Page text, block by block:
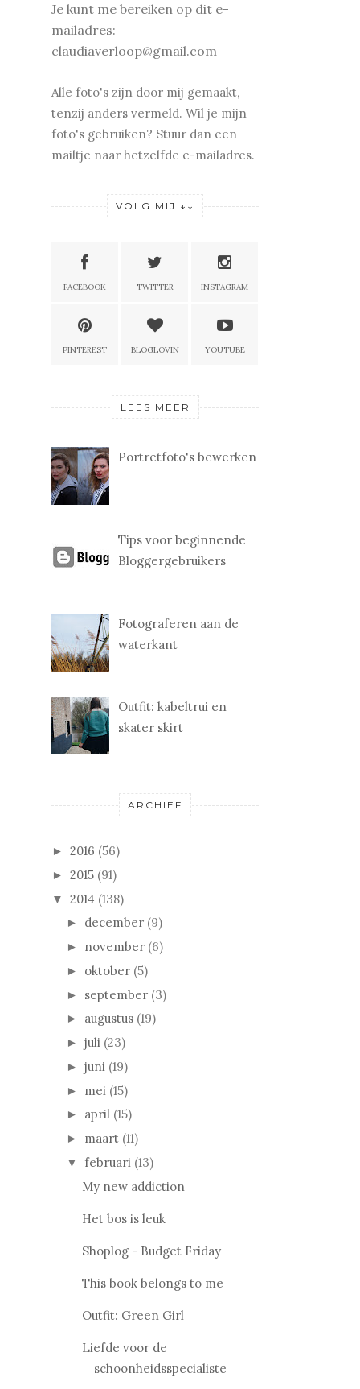
Je kunt me bereiken op dit e-
mailadres:
claudiaverloop@gmail.com
Alle foto's zijn door mij gemaakt,
tenzij anders vermeld. Wil je mijn
foto's gebruiken? Stuur dan een
mailtje naar hetzelfde e-mailadres.
VOLG MIJ ↓↓
FACEBOOK TWITTER INSTAGRAM
PINTEREST BLOGLOVIN YOUTUBE
LEES MEER
Portretfoto's bewerken
Tips voor beginnende
Bloggergebruikers
Fotograferen aan de
waterkant
Outfit: kabeltrui en
skater skirt
ARCHIEF
► 2016 (56)
► 2015 (91)
▼ 2014 (138)
► december (9)
► november (6)
► oktober (5)
► september (3)
► augustus (19)
► juli (23)
► juni (19)
► mei (15)
► april (15)
► maart (11)
▼ februari (13)
My new addiction
Het bos is leuk
Shoplog - Budget Friday
This book belongs to me
Outfit: Green Girl
Liefde voor de
schoonheidsspecialiste